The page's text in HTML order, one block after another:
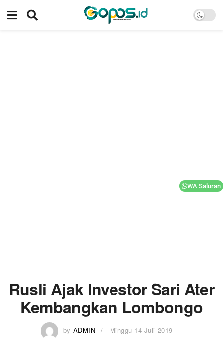
Rusli Ajak Investor Sari Ater
Kembangkan Lombongo
by ADMIN Minggu 14 Juli 2019
WA Saluran